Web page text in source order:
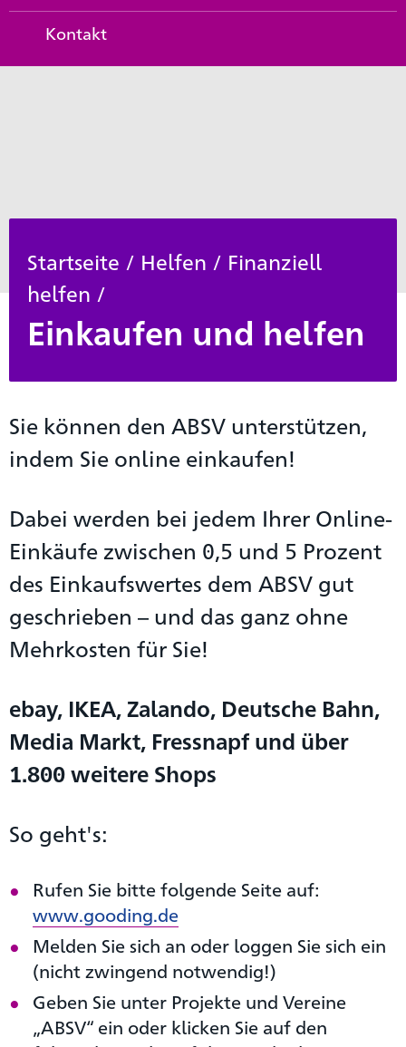
Kontakt
Startseite / Helfen / Finanziell
helfen /
Einkaufen und helfen
Sie können den ABSV unterstützen,
indem Sie online einkaufen!
Dabei werden bei jedem Ihrer Online-
Einkäufe zwischen 0,5 und 5 Prozent
des Einkaufswertes dem ABSV gut
geschrieben – und das ganz ohne
Mehrkosten für Sie!
ebay, IKEA, Zalando, Deutsche Bahn,
Media Markt, Fressnapf und über
1.800 weitere Shops
So geht's:
Rufen Sie bitte folgende Seite auf:
www.gooding.de
Melden Sie sich an oder loggen Sie sich ein
(nicht zwingend notwendig!)
Geben Sie unter Projekte und Vereine
„ABSV“ ein oder klicken Sie auf den